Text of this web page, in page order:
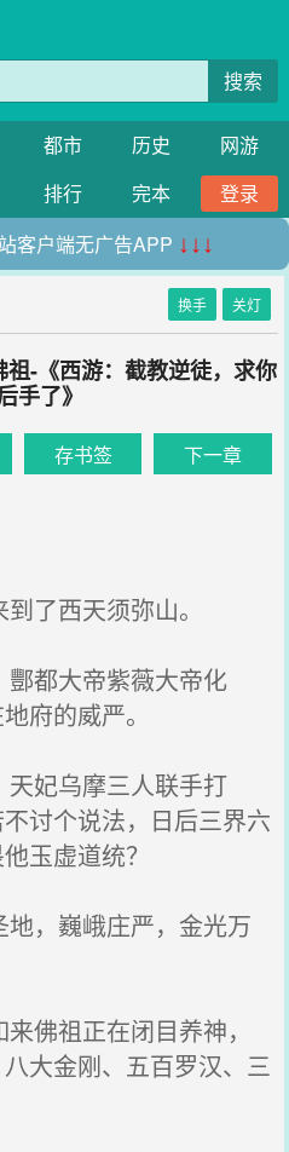
搜索
都市 历史
网游
排行 完本
登录
客户端无广告APP ↓↓↓
换手 关灯
-《西游：截教逆徒，求你
手了》
存书签 下一章
了西天须弥山。
都大帝紫薇大帝化
府的威严。
妃乌摩三人联手打
讨个说法，日后三界六
玉虚道统？
，巍峨庄严，金光万
佛祖正在闭目养神，
大金刚、五百罗汉、三